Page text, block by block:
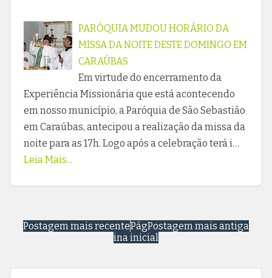
PARÓQUIA MUDOU HORÁRIO DA
MISSA DA NOITE DESTE DOMINGO EM
CARAÚBAS
Em virtude do encerramento da
Experiência Missionária que está acontecendo
em nosso município, a Paróquia de São Sebastião
em Caraúbas, antecipou a realização da missa da
noite para as 17h. Logo após a celebração terá i…
Leia Mais...
Postagem mais recente Postagem mais antiga
Pág
ina inicial